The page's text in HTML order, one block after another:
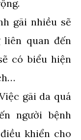
gãi nhiều sẽ
quan đến
có biểu hiện
gãi da quá
người bệnh
khiển cho